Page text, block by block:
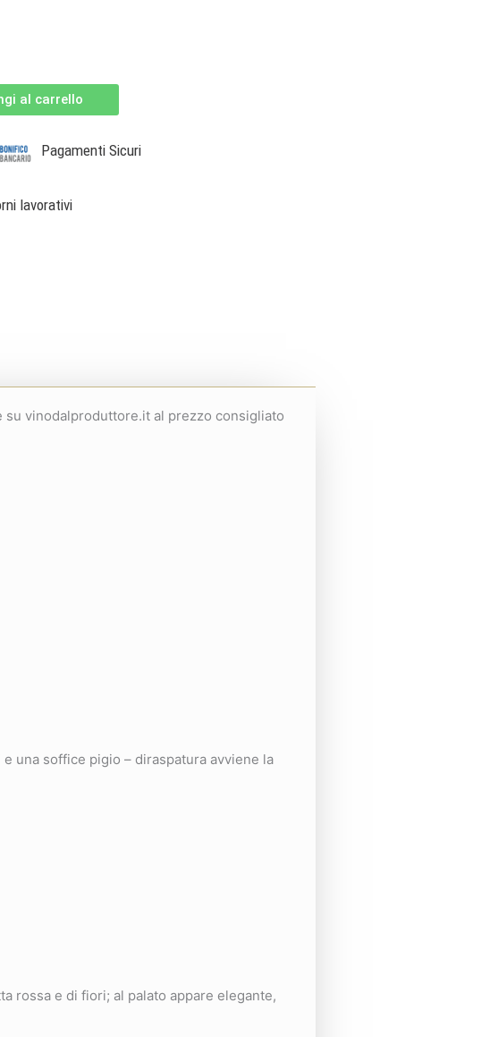
al carrello
Pagamenti Sicuri
lavorativi
su vinodalproduttore.it al prezzo consigliato
una soffice pigio – diraspatura avviene la
rossa e di fiori; al palato appare elegante,